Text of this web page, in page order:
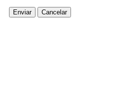
Enviar Cancelar